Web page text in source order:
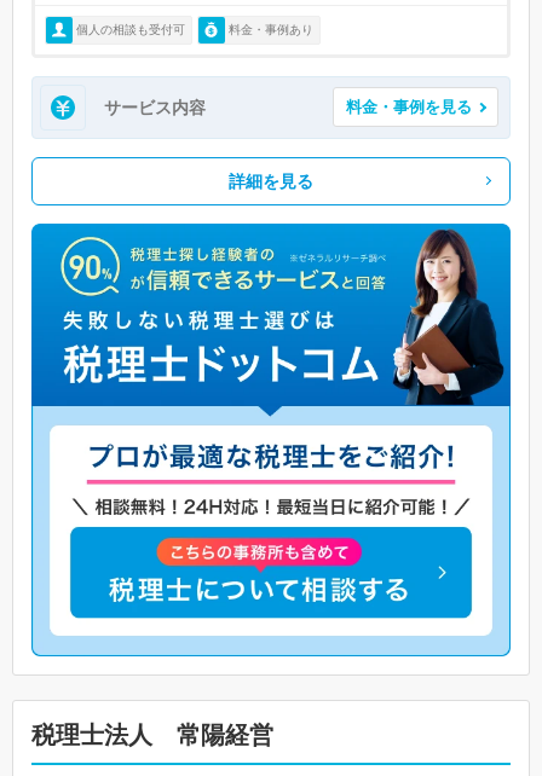
個人の相談も受付可 料金・事例あり
サービス内容 料金・事例を見る
詳細を見る
税理士法人 常陽経営